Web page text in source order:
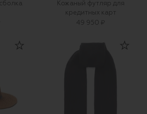
Кожаный футляр для
кредитных карт
49 950 ₽